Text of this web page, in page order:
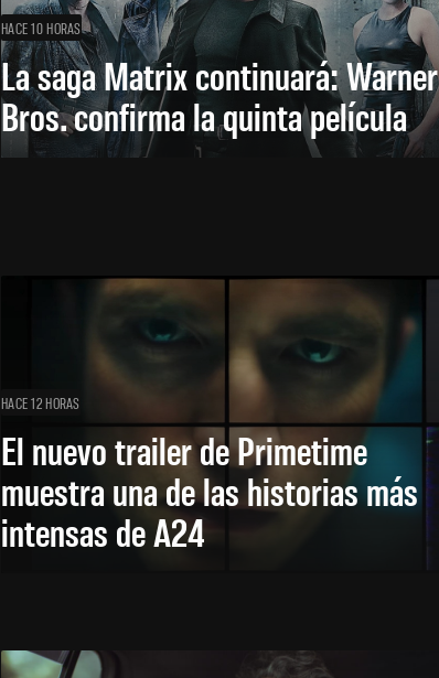
HACE 10 HORAS
La saga Matrix continuará: Warner
Bros. confirma la quinta película
HACE 12 HORAS
El nuevo trailer de Primetime
muestra una de las historias más
intensas de A24